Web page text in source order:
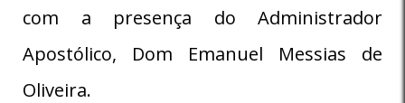
com a presença do Administrador
Apostólico, Dom Emanuel Messias de
Oliveira.